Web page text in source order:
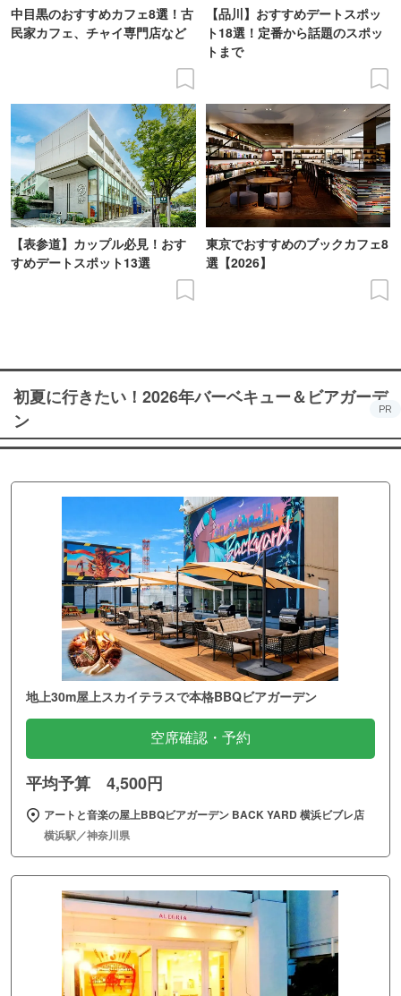
中目黒のおすすめカフェ8選！古
民家カフェ、チャイ専門店など
【品川】おすすめデートスポッ
ト18選！定番から話題のスポッ
トまで
【表参道】カップル必見！おす
すめデートスポット13選
東京でおすすめのブックカフェ8
選【2026】
初夏に行きたい！2026年バーベキュー＆ビアガーデ
ン
PR
地上30m屋上スカイテラスで本格BBQビアガーデン
空席確認・予約
平均予算 4,500円
アートと音楽の屋上BBQビアガーデン BACK YARD 横浜ビブレ店
横浜駅／神奈川県